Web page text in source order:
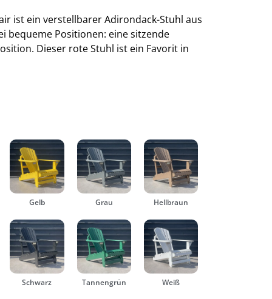
ist ein verstellbarer Adirondack-Stuhl aus
bequeme Positionen: eine sitzende
Dieser rote Stuhl ist ein Favorit in
Gelb Grau Hellbraun
Schwarz Tannengrün Weiß